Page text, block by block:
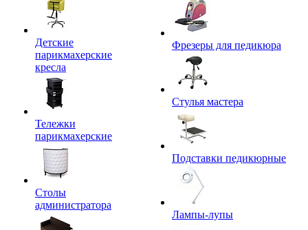
Детские
парикмахерские
кресла
Тележки
парикмахерские
Столы
администратора
Фрезеры для педикюра
Стулья мастера
Подставки педикюрные
Лампы-лупы